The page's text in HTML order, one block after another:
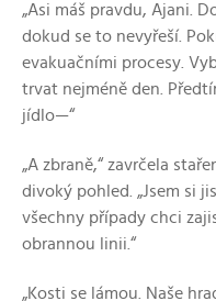
„Asi máš pravdu, Ajani.
dokud se to nevyřeší.
evakuačními procesy.
trvat nejméně den.
jídlo—“
„A zbraně,“ zavrčela
divoký pohled. „Jsem si
všechny případy chci
obrannou linii.“
„Kosti se lámou. Naše